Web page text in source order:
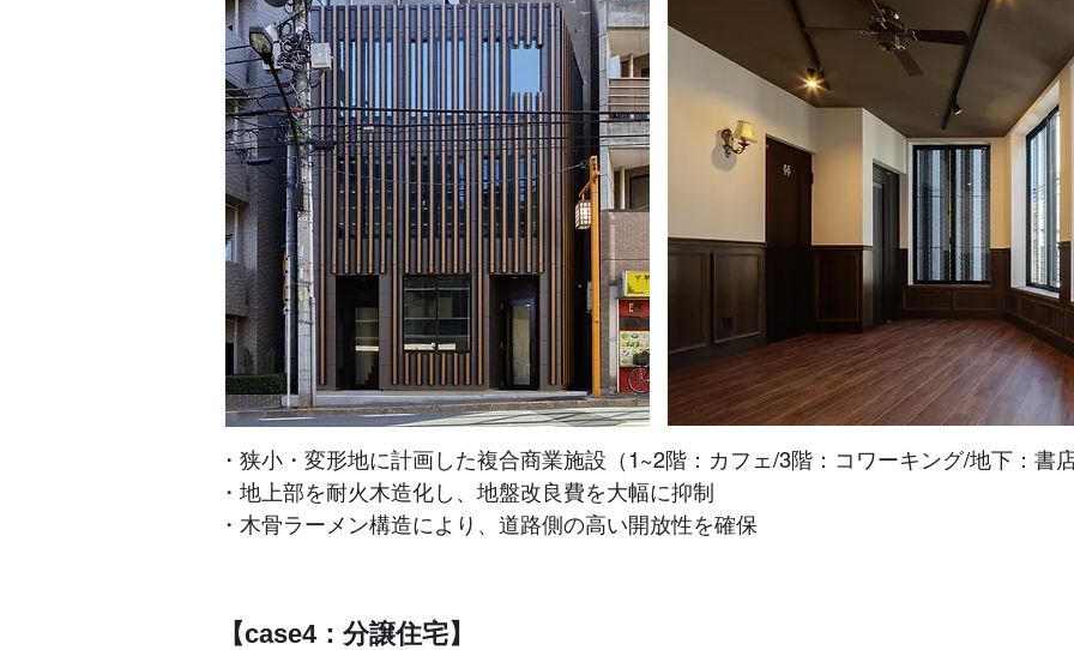
・狭小・変形地に計画した複合商業施設（1~2階：カフェ/3階：コワーキング/地下：書
・地上部を耐火木造化し、地盤改良費を大幅に抑制
​・木骨ラーメン構造により、道路側の高い開放性を確保
【case4：分譲住宅】